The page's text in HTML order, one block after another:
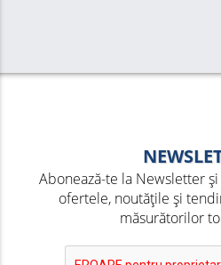
Abonează-te la Newsletter
ofertele, noutățile și
măsurătorilor